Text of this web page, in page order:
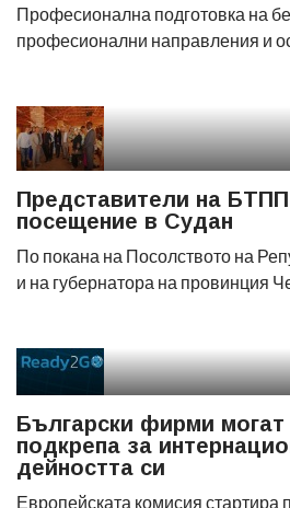
Професионална подготовка на
професионални направления и
Представители на
посещение в Судан
По покана на Посолството на
и на губернатора на провинция
Български фирми
подкрепа за
дейността си
Европейската комисия стартира